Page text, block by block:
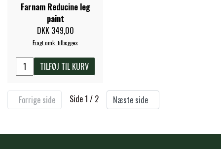
Farnam Reducine leg
paint
DKK 349,00
Fragt omk. tillægges
TILFØJ TIL KURV
Forrige side Side 1 / 2 Næste side